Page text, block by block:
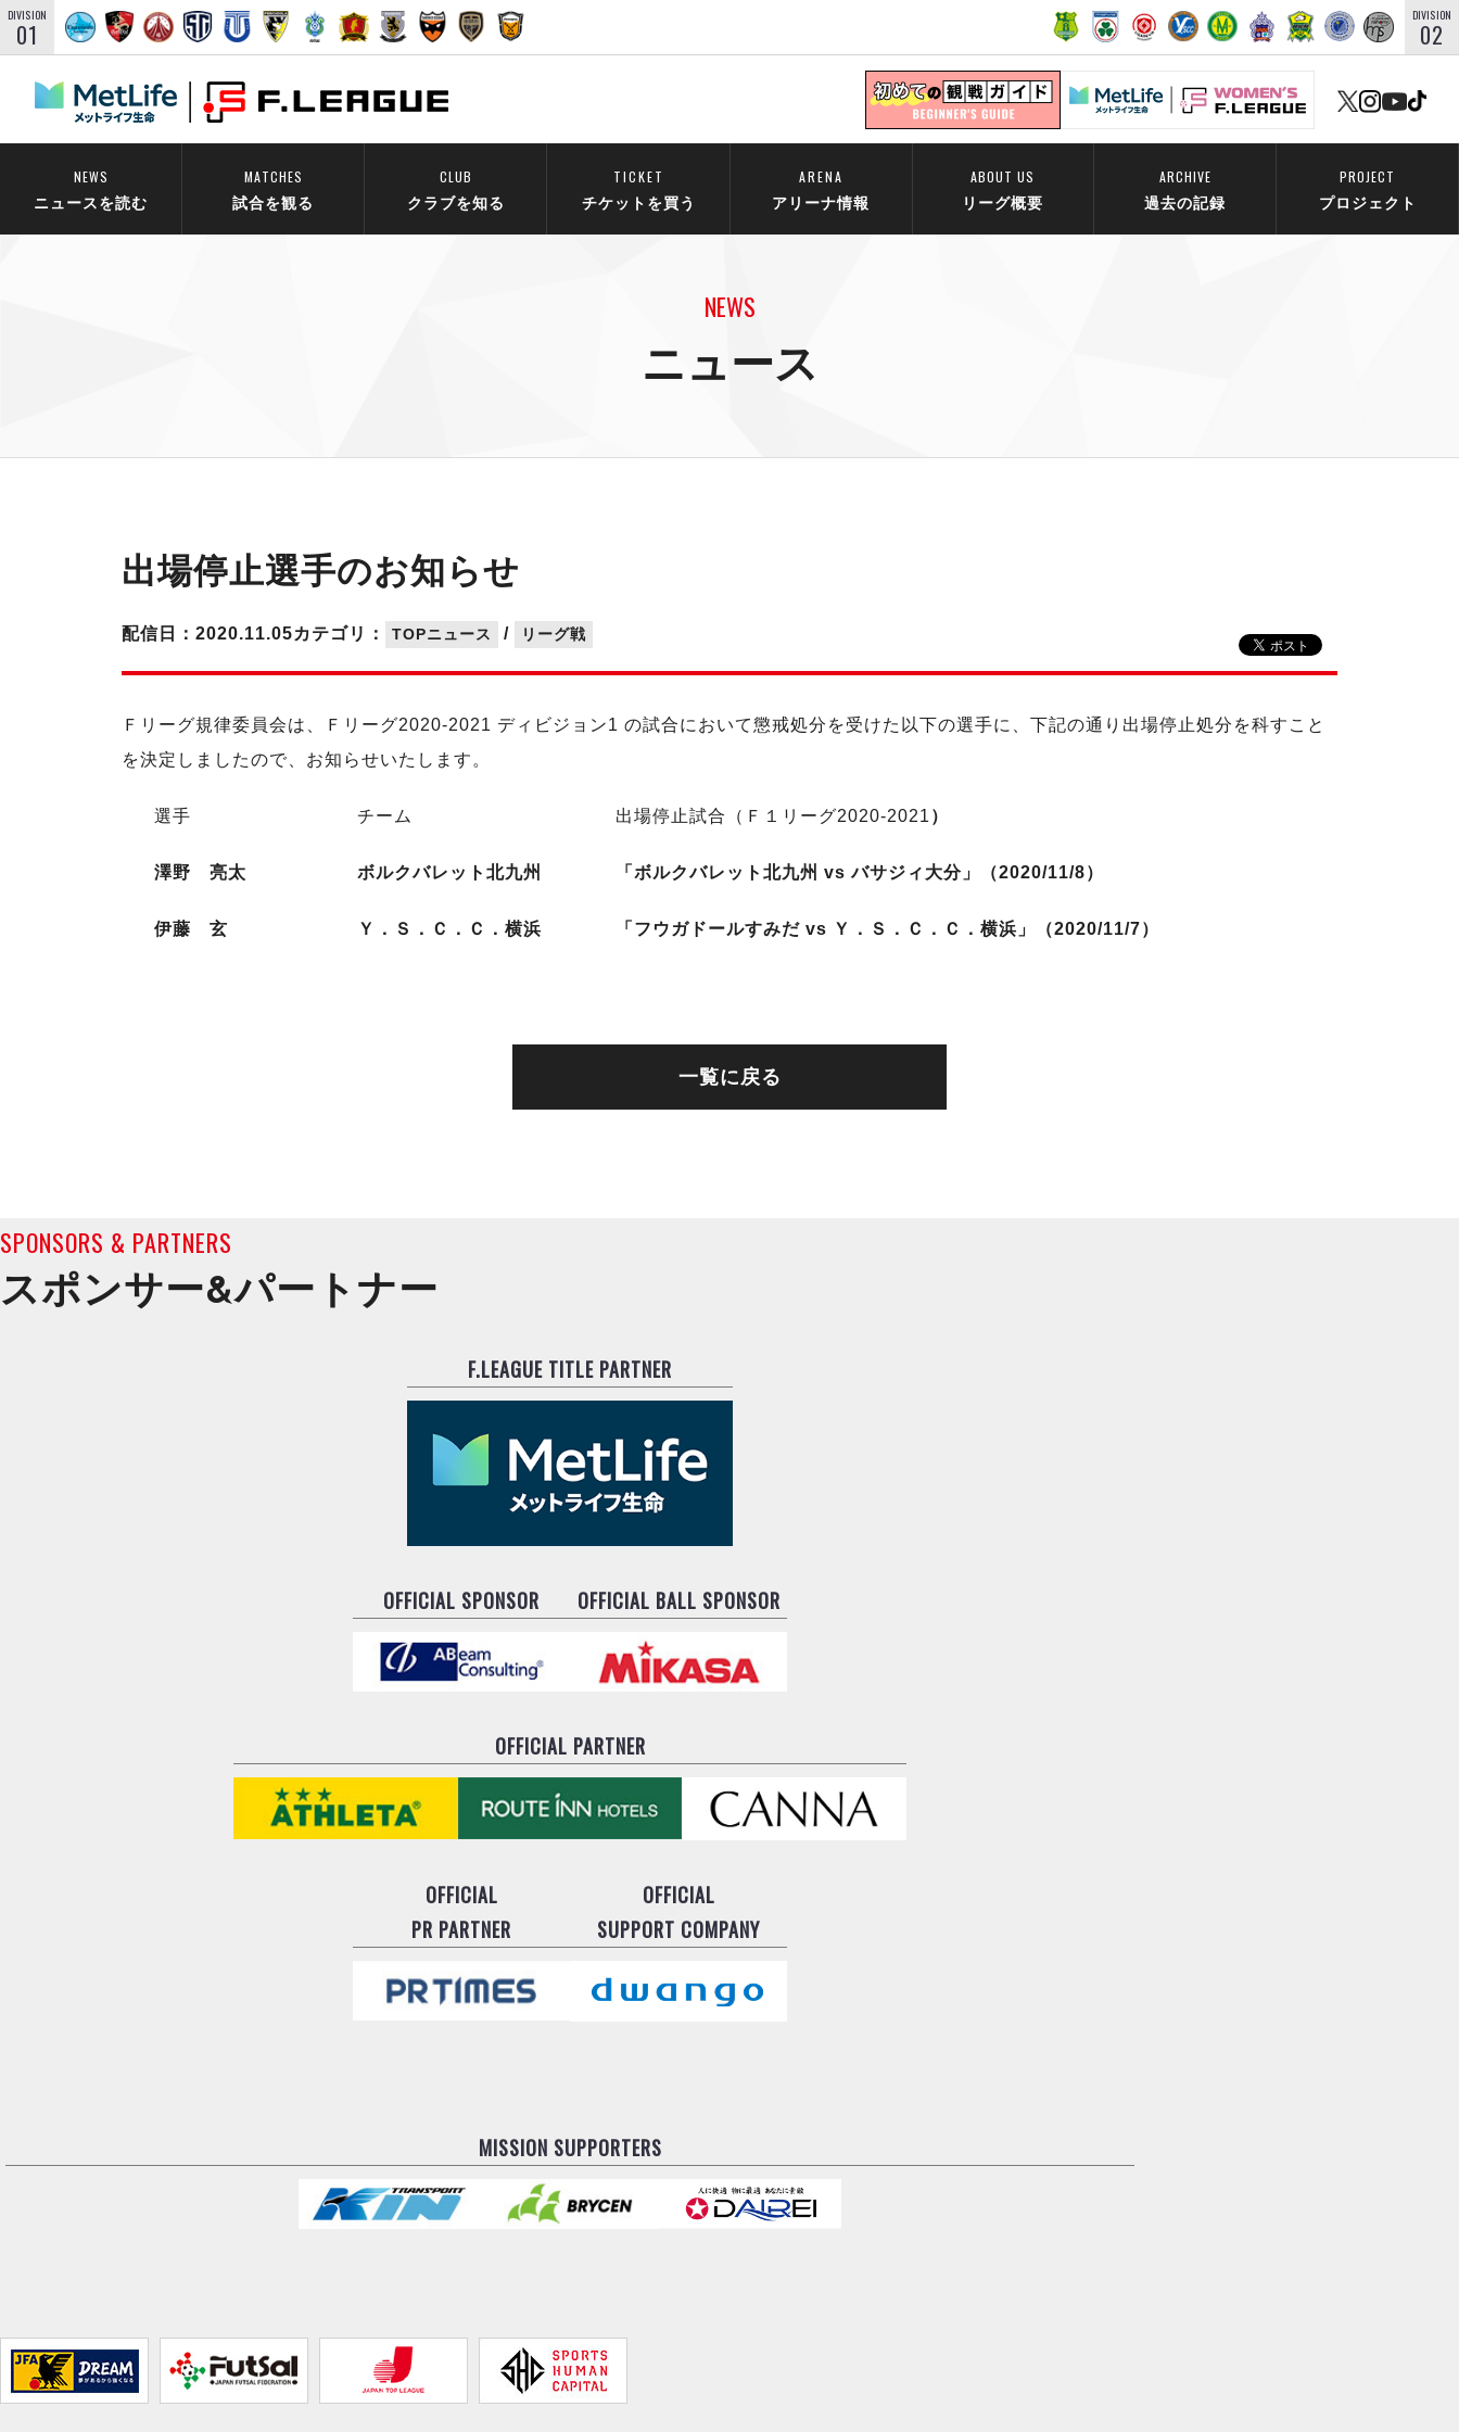
DIVISION
01
DIVISION
02
NEWS
ニュースを読む
MATCHES
試合を観る
CLUB
クラブを知る
TICKET
チケットを買う
ARENA
アリーナ情報
ABOUT US
リーグ概要
ARCHIVE
過去の記録
PROJECT
プロジェクト
NEWS
ニュース
出場停止選手のお知らせ
カテゴリ： TOPニュース / リーグ戦
配信日：2020.11.05
Ｆリーグ規律委員会は、Ｆリーグ2020-2021 ディビジョン1 の試合において懲戒処分を受けた以下の選手に、下記の通り出場停止処分を科すこと
を決定しましたので、お知らせいたします。
選手 チーム 出場停止試合（Ｆ１リーグ2020-2021 ）
澤野 亮太 ボルクバレット北九州 「ボルクバレット北九州 vs バサジィ大分」（2020/11/8）
伊藤 玄 Ｙ．Ｓ．Ｃ．Ｃ．横浜 「フウガドールすみだ vs Ｙ．Ｓ．Ｃ．Ｃ．横浜」（2020/11/7）
一覧に戻る
SPONSORS & PARTNERS
スポンサー&パートナー
F.LEAGUE TITLE PARTNER
OFFICIAL SPONSOR OFFICIAL BALL SPONSOR
OFFICIAL PARTNER
OFFICIAL
PR PARTNER
OFFICIAL
SUPPORT COMPANY
MISSION SUPPORTERS